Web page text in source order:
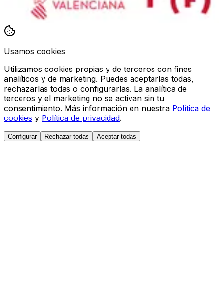
Usamos cookies
Utilizamos cookies propias y de terceros con fines
analíticos y de marketing. Puedes aceptarlas todas,
rechazarlas todas o configurarlas. La analítica de
terceros y el marketing no se activan sin tu
consentimiento. Más información en nuestra Política de
cookies y Política de privacidad.
Configurar Rechazar todas Aceptar todas